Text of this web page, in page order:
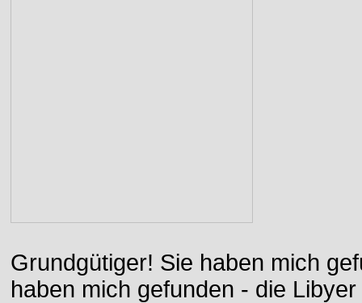
Grundgütiger! Sie haben mich
haben mich gefunden - die